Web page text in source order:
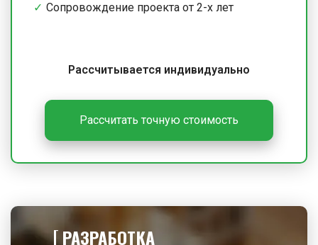
Сопровождение проекта от 2-х лет
Рассчитывается индивидуально
Рассчитать точную стоимость
РАЗРАБОТКА